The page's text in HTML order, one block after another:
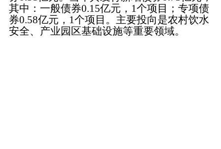
其中：一般债券0.15亿元， 1个项目；专项债
券0.58亿元， 1个项目。主要投向是农村饮水
安全、产业园区基础设施等重要领域。